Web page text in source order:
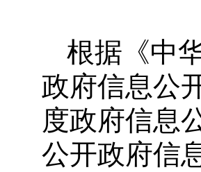
根据《中
政府信息公
度政府信息
公开政府信